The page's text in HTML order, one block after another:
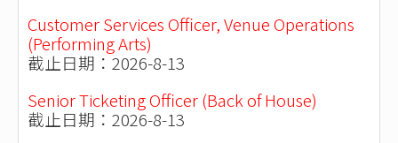
Customer Services Officer, Venue Operations
(Performing Arts)
截止日期：2026-8-13
Senior Ticketing Officer (Back of House)
截止日期：2026-8-13